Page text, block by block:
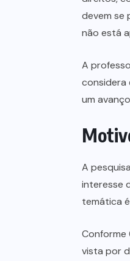
devem se
não está
A
considera
um
A
interesse
temática
Conforme
vista por